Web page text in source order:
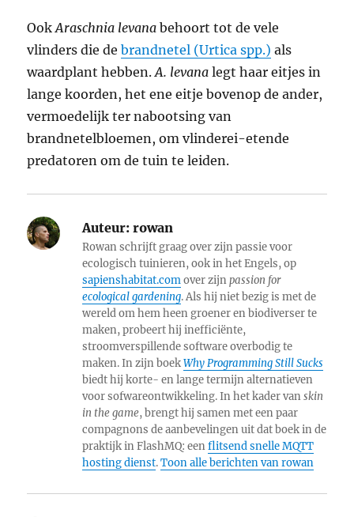
OokAraschnia levana behoort tot de vele
vlinders die debrandnetel (Urtica spp.) als
waardplant hebben.A. levana legt haar eitjes in
lange koorden, het ene eitje bovenop de ander,
vermoedelijk ter nabootsing van
brandnetelbloemen, om vlinderei-etende
predatoren om de tuin te leiden.
Auteur: rowan
Rowan schrijft graag over zijn passie voor
ecologisch tuinieren, ook in het Engels, op
sapienshabitat.comover zijnpassion for
ecological gardening. Als hij niet bezig is met de
wereld om hem heen groener en biodiverser te
maken, probeert hij inefficiënte,
stroomverspillende software overbodig te
maken. In zijn boekWhy Programming Still Sucks
biedt hij korte- en lange termijn alternatieven
voor sofwareontwikkeling. In het kader vanskin
in the game, brengt hij samen met een paar
compagnons de aanbevelingen uit dat boek in de
praktijk in FlashMQ: eenflitsend snelle MQTT
hosting dienst.Toon alle berichten van rowan